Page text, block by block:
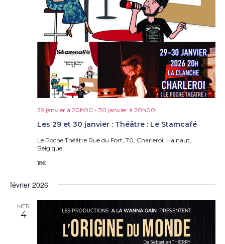
Les 29 et 30 janvier : Théâtre : Le Stamcafé
29 janvier à 20h00 - 30 janvier à 20h00
Le Poche Théâtre Rue du Fort, 70, Charleroi, Hainaut,
Belgique
18€
février 2026
MER
4